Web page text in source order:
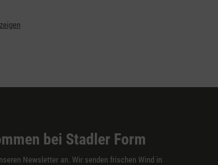
bei Stadler Form
Newsletter an. Wir senden frischen Wind in